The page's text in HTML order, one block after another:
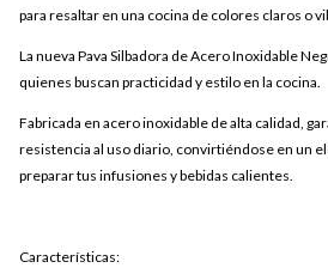
para resaltar en una cocina de colores claros o
La nueva Pava Silbadora de Acero Inoxidable
quienes buscan practicidad y estilo en la cocina.
Fabricada en acero inoxidable de alta calidad,
resistencia al uso diario, convirtiéndose en un
preparar tus infusiones y bebidas calientes.
Características: